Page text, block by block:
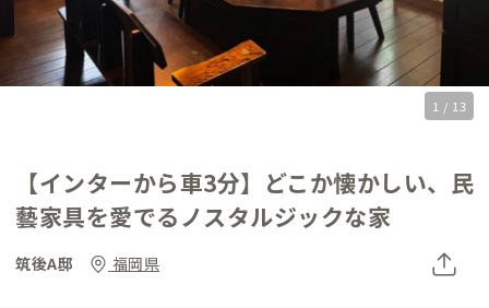
1 / 13
【インターから車3分】どこか懐かしい、民
藝家具を愛でるノスタルジックな家
筑後A邸 福岡県